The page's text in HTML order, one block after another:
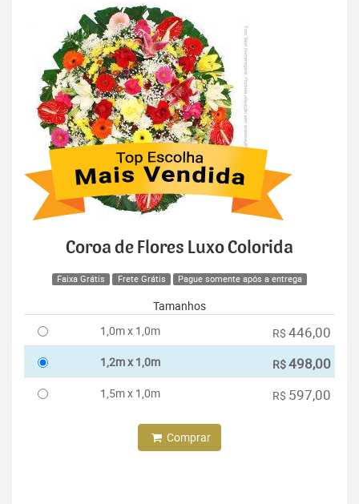
Coroa de Flores Luxo Colorida
Faixa Grátis Frete Grátis Pague somente após a entrega
Tamanhos
1,0m x 1,0m
R$ 446,00
1,2m x 1,0m R$498,00
1,5m x 1,0m R$ 597,00
Comprar